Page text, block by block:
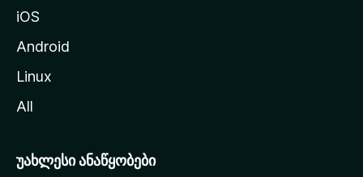
დ
ა
ლ
iOS
Android
Linux
All
უახლესი ანაწყობები